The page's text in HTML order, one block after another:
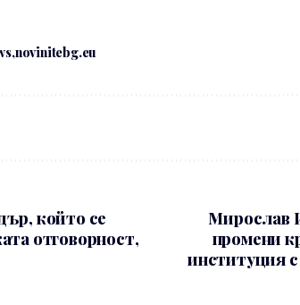
novinitebg.eu
който се
отговорност,
Мирослав
промени
институция